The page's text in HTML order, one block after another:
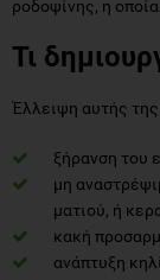
ροδοψίνης, η οποία
Τι
Έλλειψη αυτής της
ξήρανση του
μη
ματιού, ή
κακή
ανάπτυξη